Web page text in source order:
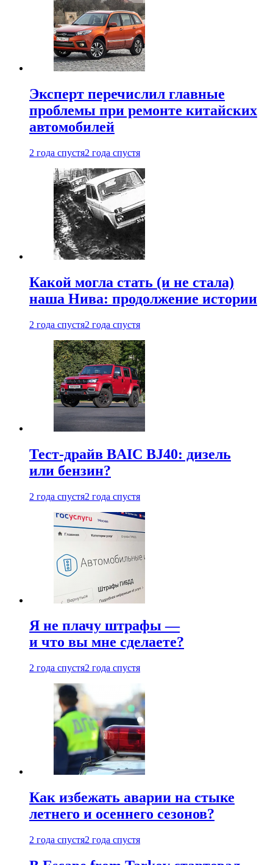
Эксперт перечислил главные
проблемы при ремонте китайских
автомобилей
2 года спустя2 года спустя
Какой могла стать (и не стала)
наша Нива: продолжение истории
2 года спустя2 года спустя
Тест-драйв BAIC BJ40: дизель
или бензин?
2 года спустя2 года спустя
Я не плачу штрафы —
и что вы мне сделаете?
2 года спустя2 года спустя
Как избежать аварии на стыке
летнего и осеннего сезонов?
2 года спустя2 года спустя